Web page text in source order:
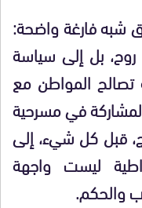
شبه فارغة واضحة:
روح، بل إلى سياسة
تصالح المواطن مع
في مسرحية
قبل كل شيء، إلى
ليست واجهة
والحكم.